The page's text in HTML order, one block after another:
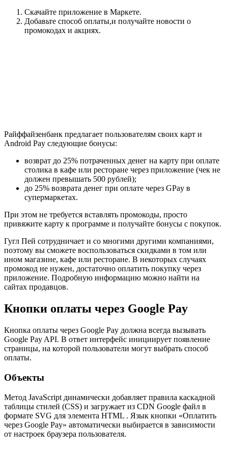
Скачайте приложение в Маркете.
Добавьте способ оплаты,и получайте новости о
промокодах и акциях.
Райффайзенбанк предлагает пользователям своих карт и
Android Pay следующие бонусы:
возврат до 25% потраченных денег на карту при оплате
столика в кафе или ресторане через приложение (чек не
должен превышать 500 рублей);
до 25% возврата денег при оплате через GPay в
супермаркетах.
При этом не требуется вставлять промокоды, просто
привяжите карту к программе и получайте бонусы с покупок.
Гугл Пей сотрудничает и со многими другими компаниями,
поэтому вы сможете воспользоваться скидками в том или
ином магазине, кафе или ресторане. В некоторых случаях
промокод не нужен, достаточно оплатить покупку через
приложение. Подробную информацию можно найти на
сайтах продавцов.
Кнопки оплаты через Google Pay
Кнопка оплаты через Google Pay должна всегда вызывать
Google Pay API. В ответ интерфейс инициирует появление
страницы, на которой пользователи могут выбрать способ
оплаты.
Объекты
Метод JavaScript динамически добавляет правила каскадной
таблицы стилей (CSS) и загружает из CDN Google файл в
формате SVG для элемента HTML . Язык кнопки «Оплатить
через Google Pay» автоматически выбирается в зависимости
от настроек браузера пользователя.